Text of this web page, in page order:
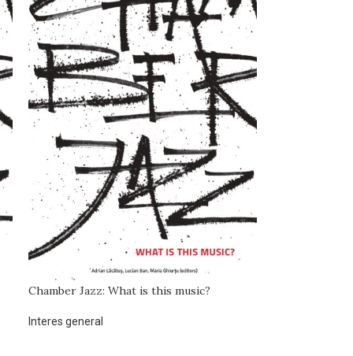
Chamber Jazz: What is this music?
Interes general